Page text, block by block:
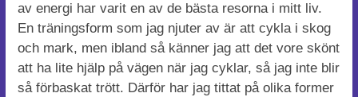
av energi har varit en av de bästa resorna i mitt liv.
En träningsform som jag njuter av är att cykla i skog
och mark, men ibland så känner jag att det vore skönt
att ha lite hjälp på vägen när jag cyklar, så jag inte blir
så förbaskat trött. Därför har jag tittat på olika former